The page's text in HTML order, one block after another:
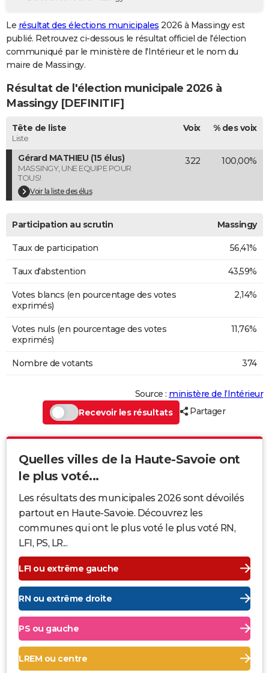
GUIDES D'ACHAT
BONS PLANS
CARTE DE VOEUX
Carte de Noël
Carte Bonne année
Carte Saint-Valentin
Carte Pâques
Carte d'anniversaire
DICTIONNAIRE
Dictionnaire
Biographies
Citations
Expressions
Proverbes
PROGRAMME TV
COPAINS D'AVANT
S'inscrire
Se connecter
Lycées
Collèges
Primaires
Universités
Entreprises
Service militaire
Avis de recherche
AVIS DE DÉCÈS
Bricolage
Lifestyle
Culture
Sport
Auto
Television
Voyage
Cinema
Le résultat des élections municipales 2026 à Massingy est
publié. Retrouvez ci-dessous le résultat officiel de l'élection
communiqué par le ministère de l'Intérieur et le nom du
maire de Massingy.
Résultat de l'élection municipale 2026 à
Massingy [DEFINITIF]
Tête de liste
Liste
Voix % des voix
Gérard MATHIEU (15 élus)
MASSINGY, UNE EQUIPE POUR
TOUS!
Voir la liste des élus
322 100,00%
Participation au scrutin Massingy
Taux de participation 56,41%
Taux d'abstention 43,59%
Votes blancs (en pourcentage des votes
exprimés)
2,14%
Votes nuls (en pourcentage des votes
exprimés)
11,76%
Nombre de votants 374
Source : ministère de l’Intérieur
Recevoir les résultats
Partager
Quelles villes de la Haute-Savoie ont
le plus voté...
Les résultats des municipales 2026 sont dévoilés
partout en Haute-Savoie. Découvrez les
communes qui ont le plus voté le plus voté RN,
LFI, PS, LR...
LFI ou extrême gauche
RN ou extrême droite
PS ou gauche
LREM ou centre